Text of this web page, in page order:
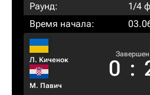
Раунд:
1/4
Время начала:
Л. Киченок
М. Павич
Завершен
0 :